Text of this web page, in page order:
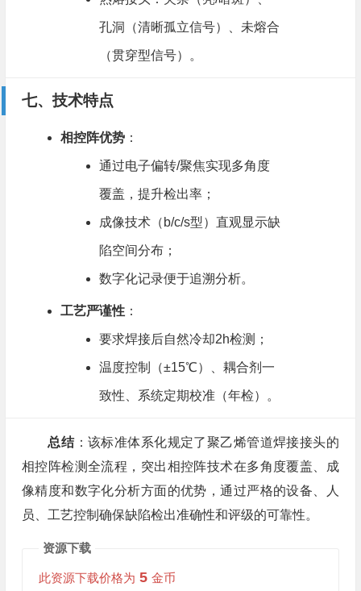
孔洞（清晰孤立信号）、未熔合
（贯穿型信号）。
七、技术特点
相控阵优势​：
通过电子偏转/聚焦实现多角度
覆盖，提升检出率；
成像技术（b/c/s型）直观显示缺
陷空间分布；
数字化记录便于追溯分析。
工艺严谨性​：
要求焊接后自然冷却2h检测；
温度控制（±15℃）、耦合剂一
致性、系统定期校准（年检）。
总结​：该标准体系化规定了聚乙烯管道焊接接头的
相控阵检测全流程，突出相控阵技术在多角度覆盖、成
像精度和数字化分析方面的优势，通过严格的设备、人
员、工艺控制确保缺陷检出准确性和评级的可靠性。
资源下载
此资源下载价格为 5 金币